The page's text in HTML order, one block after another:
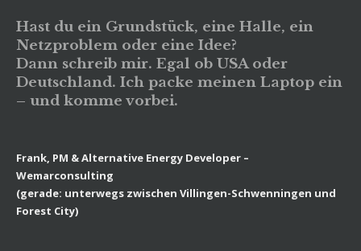
Hast du ein Grundstück, eine Halle, ein
Netzproblem oder eine Idee?
Dann schreib mir. Egal ob USA oder
Deutschland. Ich packe meinen Laptop ein
– und komme vorbei.
Frank, PM & Alternative Energy Developer –
Wemarconsulting
(gerade: unterwegs zwischen Villingen-Schwenningen und
Forest City)